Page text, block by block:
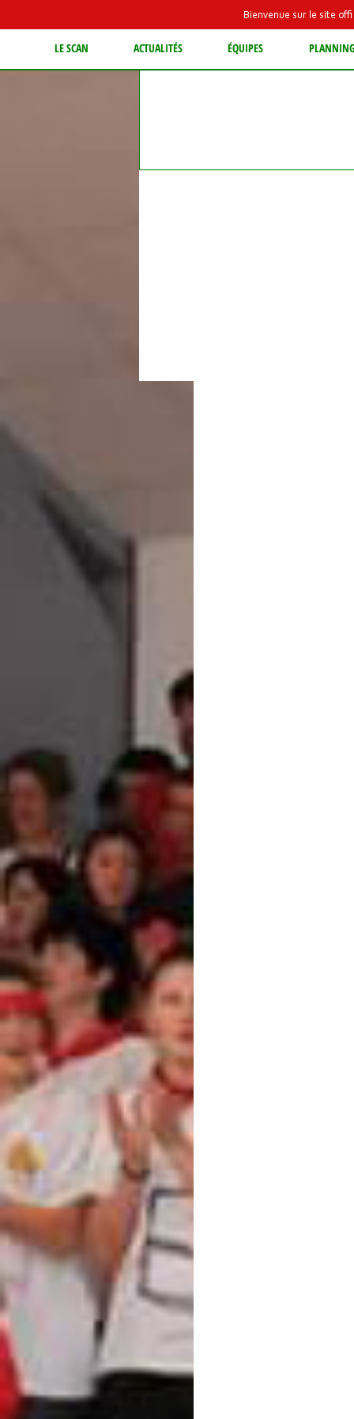
Bienvenue sur le site
LE SCAN ACTUALITÉS ÉQUIPES